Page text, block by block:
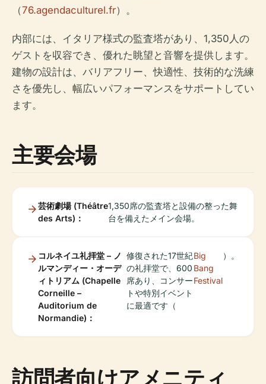
（76.agendaculturel.fr）。
内部には、イタリア様式の監査塔があり、1,350人の
ゲストを収容でき、優れた眺望と音響を提供します。
建物の設計は、バリアフリー、快適性、技術的な洗練
さを優先し、幅広いパフォーマンスをサポートしてい
ます。
主要会場
芸術劇場 (Théâtre
des Arts)：
1,350席の監査塔と設備の整った舞
台を備えたメイン会場。
コルネイユ礼拝堂 – ノ
ルマンディー・オーデ
ィトリアム (Chapelle
Corneille –
Auditorium de
Normandie)：
修復された17世紀
の礼拝堂で、600
席あり、コンサー
トや特別イベント
に最適です（
Big
Bang
Festival
）。
訪問者向けアメニティ